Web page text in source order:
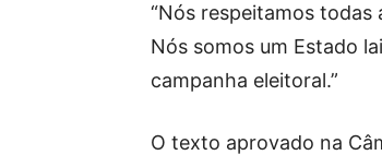
“Nós respeitamos todas
Nós somos um Estado
campanha eleitoral.”
O texto aprovado na